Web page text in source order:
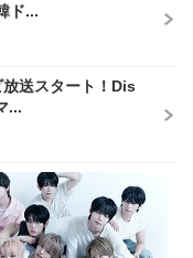
ド...
送スタート！Dis
...